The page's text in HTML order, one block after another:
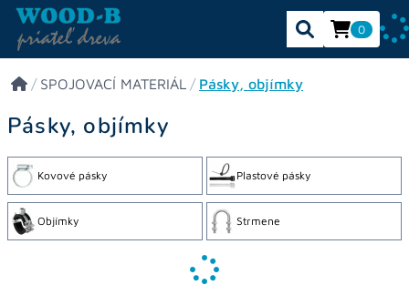
0
/ SPOJOVACÍ MATERIÁL / Pásky, objímky
Pásky, objímky
Kovové pásky Plastové pásky
Objímky Strmene